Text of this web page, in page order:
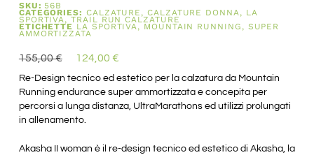
SKU: 56B
CATEGORIES: CALZATURE ,CALZATURE DONNA, LA
SPORTIVA,TRAIL RUN CALZATURE
ETICHETTE LA SPORTIVA, MOUNTAIN RUNNING , SUPER
AMMORTIZZATA
155,00€ 124,00 €
Re-Design tecnico ed estetico per la calzatura da Mountain
Running endurance super ammortizzata e concepita per
percorsi a lunga distanza, UltraMarathons ed utilizzi prolungati
in allenamento.
Akasha II woman è il re-design tecnico ed estetico di Akasha, la